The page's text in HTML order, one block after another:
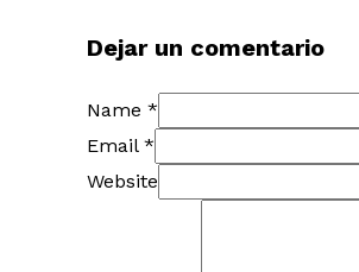
Dejar un comentario
Name *
Email *
Website